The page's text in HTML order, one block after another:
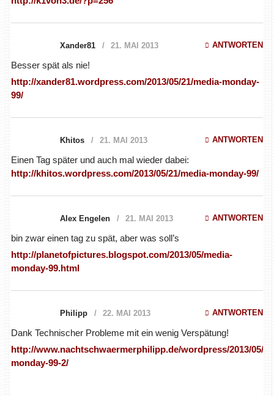
Xander81 21. MAI 2013 ANTWORTEN
Besser spät als nie!
http://xander81.wordpress.com/2013/05/21/media-monday-
99/
Khitos 21. MAI 2013 ANTWORTEN
Einen Tag später und auch mal wieder dabei:
http://khitos.wordpress.com/2013/05/21/media-monday-99/
Alex Engelen 21. MAI 2013 ANTWORTEN
bin zwar einen tag zu spät, aber was soll’s
http://planetofpictures.blogspot.com/2013/05/media-
monday-99.html
Philipp 22. MAI 2013 ANTWORTEN
Dank Technischer Probleme mit ein wenig Verspätung!
http://www.nachtschwaermerphilipp.de/wordpress/2013/05/
monday-99-2/